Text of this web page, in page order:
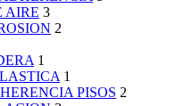
AIRE 3
2
1
1
PISOS 2